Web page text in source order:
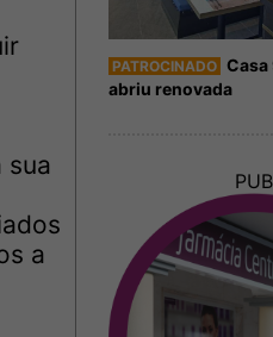
sua
a
PATROCINADO Casa
abriu renovada
PUB